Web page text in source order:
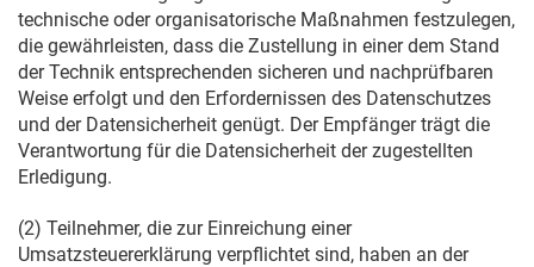
technische oder organisatorische Maßnahmen festzulegen,
die gewährleisten, dass die Zustellung in einer dem Stand
der Technik entsprechenden sicheren und nachprüfbaren
Weise erfolgt und den Erfordernissen des Datenschutzes
und der Datensicherheit genügt. Der Empfänger trägt die
Verantwortung für die Datensicherheit der zugestellten
Erledigung.
(2) Teilnehmer, die zur Einreichung einer
Umsatzsteuererklärung verpflichtet sind, haben an der